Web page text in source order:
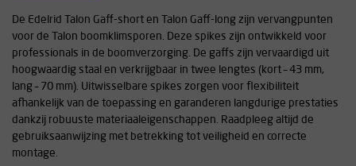
De Edelrid Talon Gaff-short en Talon Gaff-long zijn vervangpunten
voor de Talon boomklimsporen. Deze spikes zijn ontwikkeld voor
professionals in de boomverzorging. De gaffs zijn vervaardigd uit
hoogwaardig staal en verkrijgbaar in twee lengtes (kort – 43 mm,
lang – 70 mm). Uitwisselbare spikes zorgen voor flexibiliteit
afhankelijk van de toepassing en garanderen langdurige prestaties
dankzij robuuste materiaaleigenschappen. Raadpleeg altijd de
gebruiksaanwijzing met betrekking tot veiligheid en correcte
montage.